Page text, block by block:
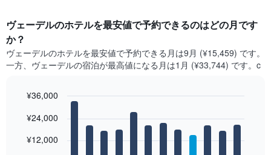
ヴェーデル​のホテルを最安値で予約できるのはどの月です
か？
ヴェーデル​の​ホテルを最安値で予約できる月は9月 (¥15,459) です。
一方、ヴェーデル​の​宿泊が最高値になる月は1月​ (¥33,744) です。c
chart
12
graphic.
¥12,000
¥24,000
¥36,000